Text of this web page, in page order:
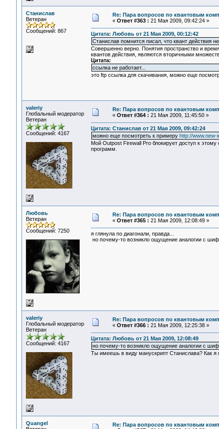
Станислав
Ветеран
Сообщений: 867
Re: Пара вопросов по квантовым
« Ответ #363 : 21 Мая 2009, 09:42:24 »
Цитата: Любовь от 21 Мая 2009, 00:12:42
Станислав помнится писал, что квант действия
Совершенно верно. Понятия пространство и
квантов действия, являются вторичными
Цитата:
ссылка не работает...
это ftp ссылка для скачивания, можно еще
valeriy
Глобальный модератор
Ветеран
Сообщений: 4167
Re: Пара вопросов по квантовым
« Ответ #364 : 21 Мая 2009, 11:45:50 »
Цитата: Станислав от 21 Мая 2009, 09:42:24
можно еще посмотреть к примеру http://www.new-
Мой Outpost Firewall Pro блокирует доступ к
программ.
Любовь
Ветеран
Сообщений: 7250
Re: Пара вопросов по квантовым
« Ответ #365 : 21 Мая 2009, 12:08:49 »
я глянула по диагонали, правда...
но почему-то возникло ощущение аналогии с
valeriy
Глобальный модератор
Ветеран
Сообщений: 4167
Re: Пара вопросов по квантовым
« Ответ #366 : 21 Мая 2009, 12:25:38 »
Цитата: Любовь от 21 Мая 2009, 12:08:49
но почему-то возникло ощущение аналогии с
Ты имеешь в виду манускрипт Станислава? Как я
Quangel
Re: Пара вопросов по квантовым